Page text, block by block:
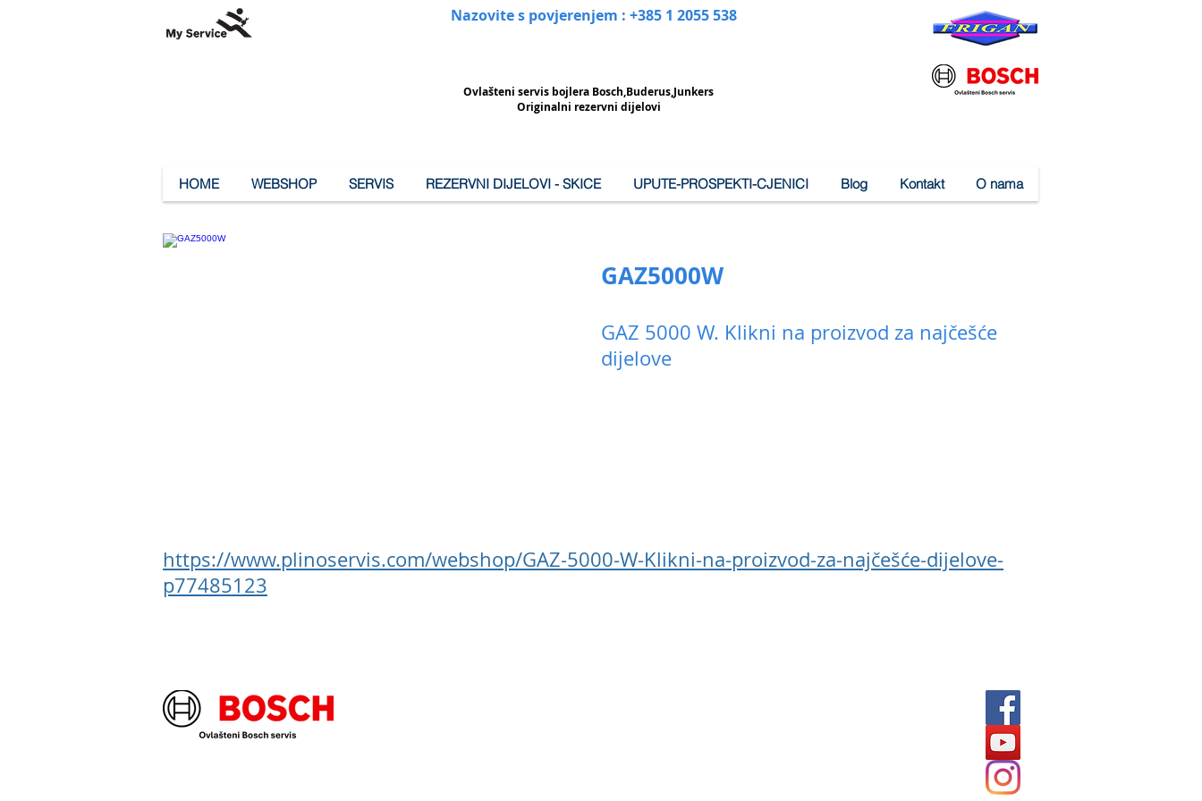
Nazovite s povjerenjem : +385 1 2055 538
Ovlašteni servis bojlera Bosch,Buderus,Junkers
Originalni rezervni dijelovi
HOME WEBSHOP SERVIS REZERVNI DIJELOVI - SKICE UPUTE-PROSPEKTI-CJENICI Blog Kontakt O nama
GAZ5000W
GAZ 5000 W. Klikni na proizvod za najčešće
dijelove
https://www.plinoservis.com/webshop/GAZ-5000-W-Klikni-na-proizvod-za-najčešće-dijelove-
p77485123